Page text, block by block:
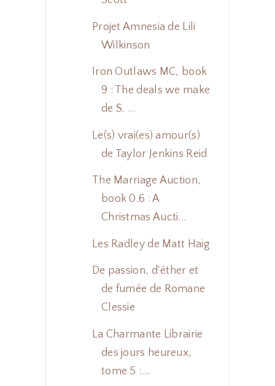
Projet Amnesia de Lili
Wilkinson
Iron Outlaws MC, book
9 : The deals we make
de S. ...
Le(s) vrai(es) amour(s)
de Taylor Jenkins Reid
The Marriage Auction,
book 0.6 : A
Christmas Aucti...
Les Radley de Matt Haig
De passion, d'éther et
de fumée de Romane
Clessie
La Charmante Librairie
des jours heureux,
tome 5 :...